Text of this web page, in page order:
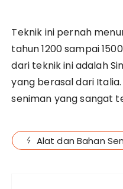
Teknik ini pernah
tahun 1200 sampai
dari teknik ini adalah
yang berasal dari
seniman yang sangat
Alat dan Bahan